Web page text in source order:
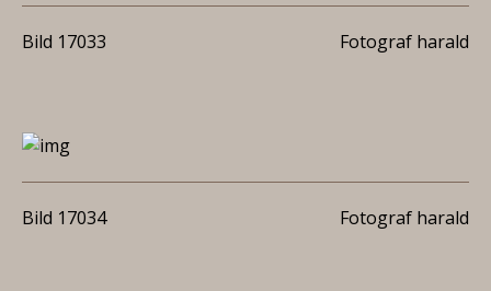
Bild 17033 Fotograf harald
Bild 17034 Fotograf harald